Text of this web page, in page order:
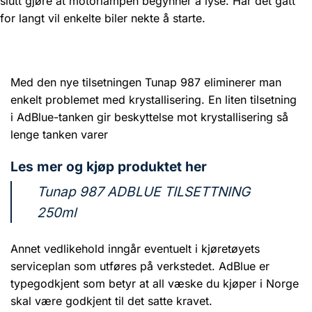
for langt vil enkelte biler nekte å starte.
Med den nye tilsetningen Tunap 987 eliminerer man
enkelt problemet med krystallisering. En liten tilsetning
i AdBlue-tanken gir beskyttelse mot krystallisering så
lenge tanken varer
Les mer og kjøp produktet her
Tunap 987 ADBLUE TILSETTNING
250ml
Annet vedlikehold inngår eventuelt i kjøretøyets
serviceplan som utføres på verkstedet. AdBlue er
typegodkjent som betyr at all væske du kjøper i Norge
skal være godkjent til det satte kravet.